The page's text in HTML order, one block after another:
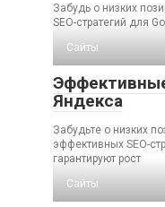
Забудь о низких
SEO-стратегий для
Сайты
Яндекса
Забудьте о низких
эффективных SEO-
гарантируют рост
Сайты